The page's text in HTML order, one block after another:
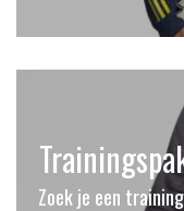
Zoek je een